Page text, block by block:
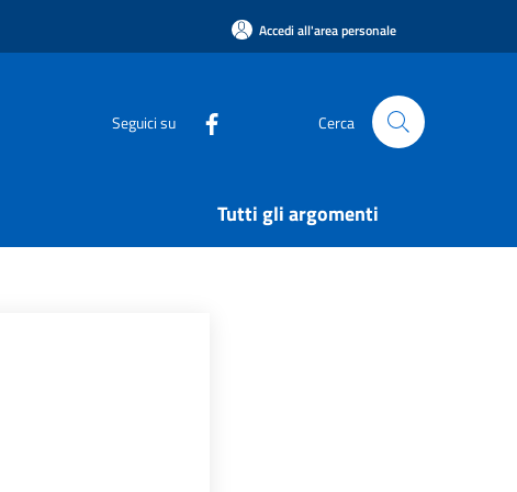
Accedi all'area personale
Seguici su Cerca
Tutti gli argomenti